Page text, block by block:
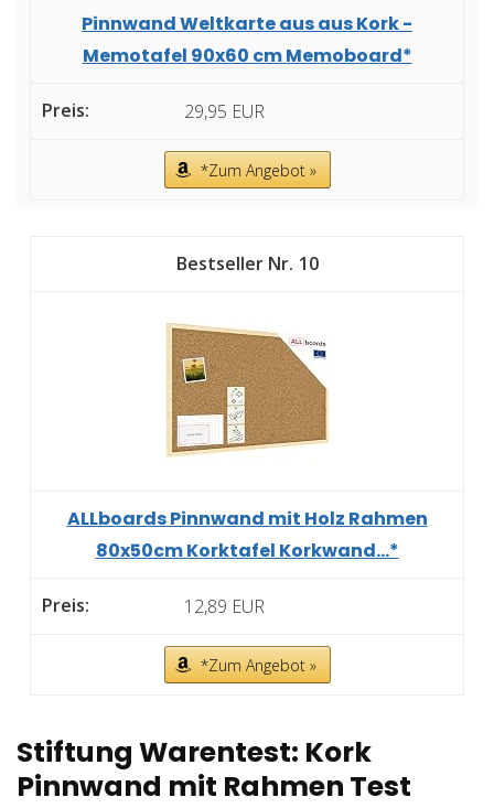
Pinnwand Weltkarte aus aus Kork -
Memotafel 90x60 cm Memoboard*
29,95 EUR
*Zum Angebot »
10
ALLboards Pinnwand mit Holz Rahmen
80x50cm Korktafel Korkwand...*
12,89 EUR
*Zum Angebot »
Stiftung Warentest: Kork
Pinnwand mit Rahmen Test